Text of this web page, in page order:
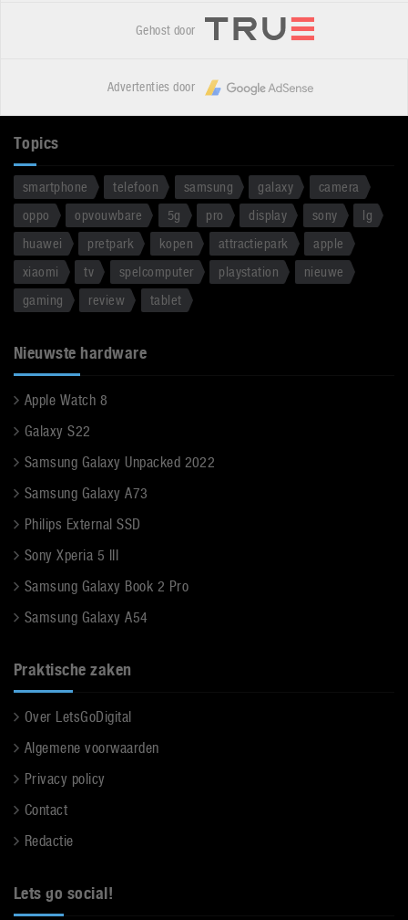
Gehost door
Advertenties door
Topics
smartphone telefoon samsung galaxy
camera
oppo
opvouwbare 5g pro display sony
lg
huawei
pretpark kopen attractiepark
apple
xiaomi
tv spelcomputer playstation
nieuwe
gaming
review tablet
Nieuwste hardware
Apple Watch 8
Galaxy S22
Samsung Galaxy Unpacked 2022
Samsung Galaxy A73
Philips External SSD
Sony Xperia 5 III
Samsung Galaxy Book 2 Pro
Samsung Galaxy A54
Praktische zaken
Over LetsGoDigital
Algemene voorwaarden
Privacy policy
Contact
Redactie
Lets go social!